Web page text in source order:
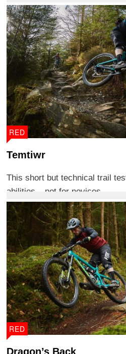
RED
Temtiwr
This short but technical trail
abilities – not for novices. ...
RED
Dragon’s Back